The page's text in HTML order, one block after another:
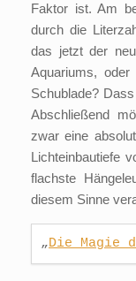
Faktor ist. Am
durch die
das jetzt der
Aquariums,
Schublade?
Abschließend
zwar eine
Lichteinbautiefe
flachste
diesem Sinne
„Die Magie